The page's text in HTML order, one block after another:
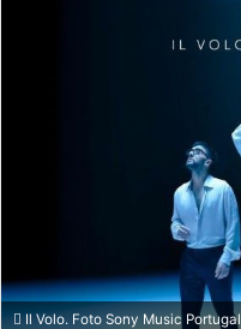
Il Volo. Foto Sony Music Portugal